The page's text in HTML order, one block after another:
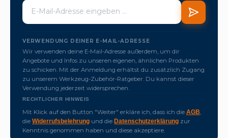
VERWENDUNG DEINER E-MAIL-ADRESSE
Wir verwenden deine E-Mail-Adresse außerdem, um dir
Angebote und Infos zu unseren eigenen, ähnlichen Produkten
zu schicken. Mit der Anmeldung erhältst du zusätzlich Zugang
zu unserem Werkzeug-Zubehör-Ratgeber. Du kannst dieser
Verwendung jederzeit widersprechen.
RECHTLICHER HINWEIS
Mit Klick auf den Button "Weiter" erkläre ich, dass ich die AGB
die Widerrufsbelehrung und die Datenschutzerklärung zur
Kenntnis genommen haben und diese akzeptiere.